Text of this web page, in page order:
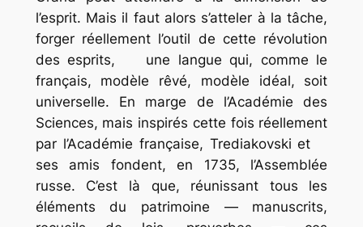
l’esprit. Mais il faut alors s’atteler à la tâche,
forger réellement l’outil de cette révolution
des esprits, une langue qui, comme le
français, modèle rêvé, modèle idéal, soit
universelle. En marge de l’Académie des
Sciences, mais inspirés cette fois réellement
par l’Académie française, Trediakovski et
ses amis fondent, en 1735, l’Assemblée
russe. C’est là que, réunissant tous les
éléments du patrimoine — manuscrits,